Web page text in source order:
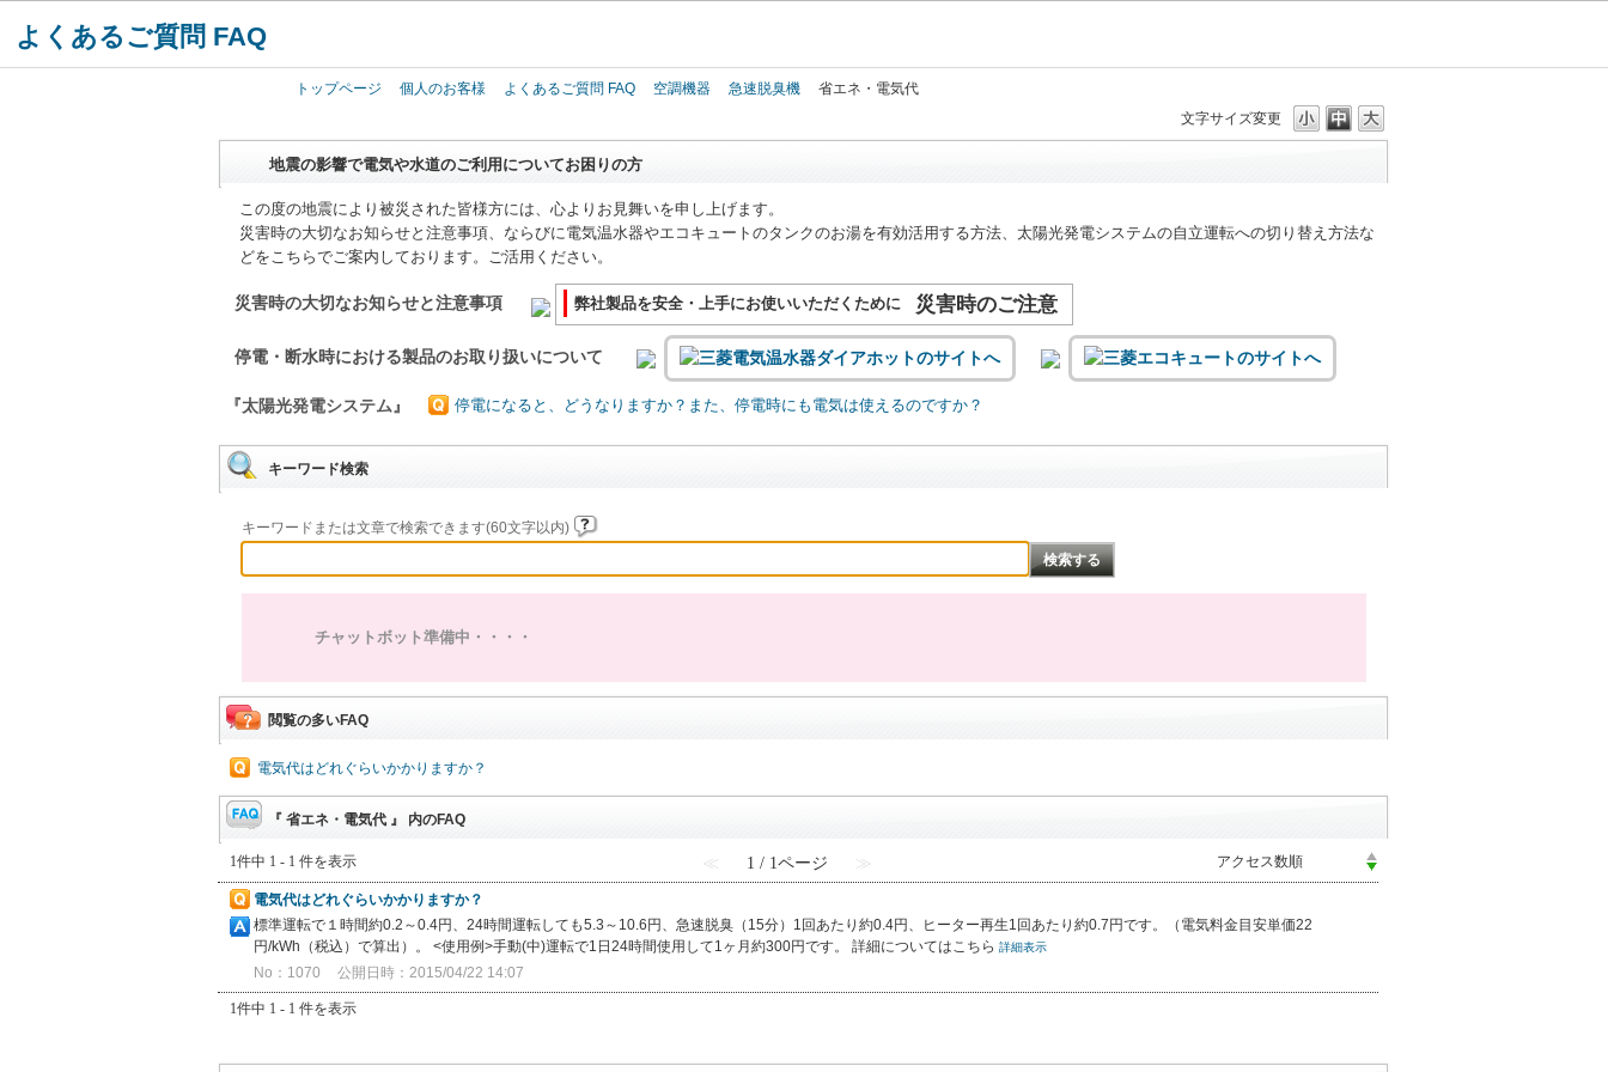
よくあるご質問 FAQ
トップページ 個人のお客様 よくあるご質問 FAQ 空調機器 急速脱臭機
省エネ・電気代
文字サイズ変更
地震の影響で電気や水道のご利用についてお困りの方
この度の地震により被災された皆様方には、心よりお見舞いを申し上げます。
災害時の大切なお知らせと注意事項、ならびに電気温水器やエコキュートのタンクのお湯を有効活用する方法、太陽光発電システムの自立運転への切り替え方法な
どをこちらでご案内しております。ご活用ください。
災害時の大切なお知らせと注意事項 弊社製品を安全・上手にお使いいただくために 災害時のご注意
停電・断水時における製品のお取り扱いについて
『太陽光発電システム』 停電になると、どうなりますか？また、停電時にも電気は使えるのですか？
キーワード検索
キーワードまたは文章で検索できます(60文字以内)
チャットボット準備中・・・・
閲覧の多いFAQ
電気代はどれぐらいかかりますか？
『 省エネ・電気代 』 内のFAQ
1件中 1 - 1 件を表示 ≪ 1 / 1ページ ≫
電気代はどれぐらいかかりますか？
標準運転で１時間約0.2～0.4円、24時間運転しても5.3～10.6円、急速脱臭（15分）1回あたり約0.4円、ヒーター再生1回あたり約0.7円です。（電気料金目安単価22
円/kWh（税込）で算出）。 <使用例>手動(中)運転で1日24時間使用して1ヶ月約300円です。 詳細についてはこちら 詳細表示
No：1070 公開日時：2015/04/22 14:07
1件中 1 - 1 件を表示